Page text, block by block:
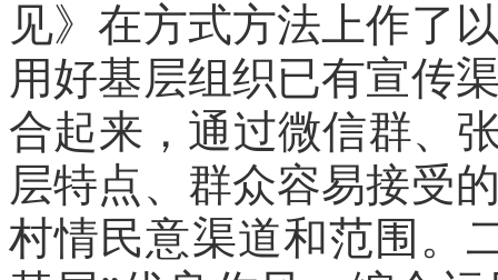
见》在方式方法上作了
用好基层组织已有宣传
合起来，通过微信群、
层特点、群众容易接受
村情民意渠道和范围。